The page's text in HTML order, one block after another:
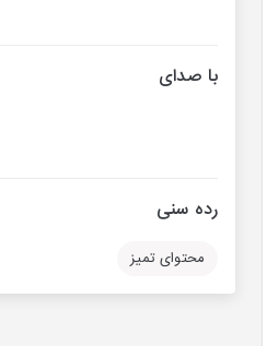
با صدای
رده سنی
محتوای تمیز